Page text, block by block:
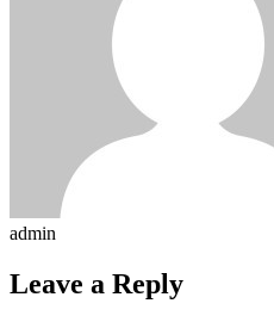
admin
Leave a Reply